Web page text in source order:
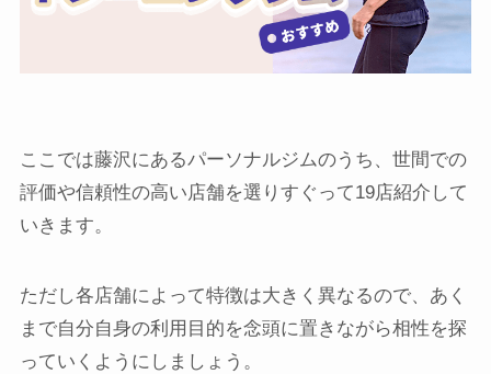
ここでは藤沢にあるパーソナルジムのうち、世間での
評価や信頼性の高い店舗を選りすぐって19店紹介して
いきます。
ただし各店舗によって特徴は大きく異なるので、あく
まで自分自身の利用目的を念頭に置きながら相性を探
っていくようにしましょう。